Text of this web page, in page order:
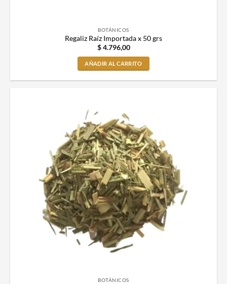
BOTÁNICOS
Regaliz Raíz Importada x 50 grs
$4.796,00
AÑADIR AL CARRITO
BOTÁNICOS